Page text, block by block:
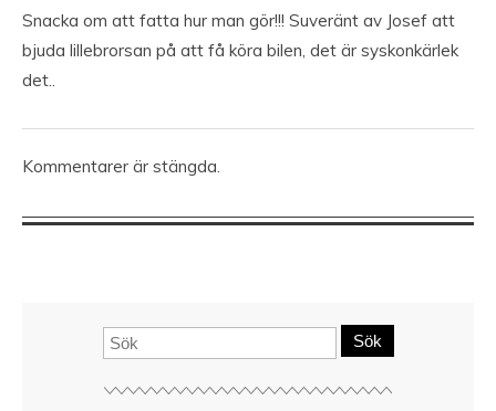
Snacka om att fatta hur man gör!!! Suveränt av Josef att
bjuda lillebrorsan på att få köra bilen, det är syskonkärlek
det..
Kommentarer är stängda.
Sök